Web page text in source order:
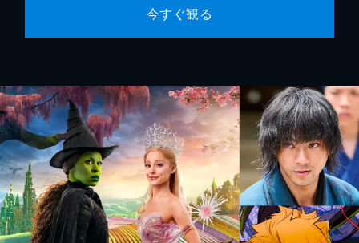
今すぐ観る